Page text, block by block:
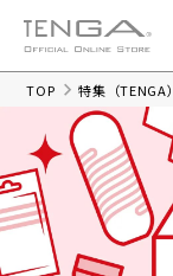
TOP 特集（TENGA）